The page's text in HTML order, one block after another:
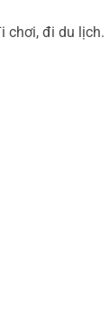
chơi, đi du lịch.